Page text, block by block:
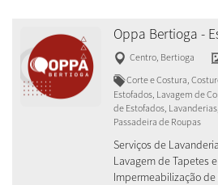
Oppa Bertioga -
Centro, Bertioga
Corte e Costura,
Estofados, Lavagem de
de Estofados,
Passadeira de Roupas
Serviços de
Lavagem de Tapetes
Impermeabilização de